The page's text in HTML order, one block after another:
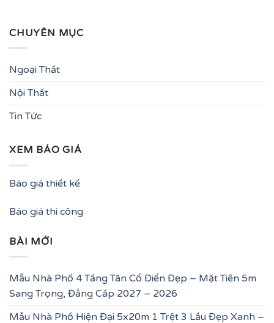
CHUYÊN MỤC
Ngoại Thất
Nội Thất
Tin Tức
XEM BÁO GIÁ
Báo giá thiết kế
Báo giá thi công
BÀI MỚI
Mẫu Nhà Phố 4 Tầng Tân Cổ Điển Đẹp – Mặt Tiền 5m
Sang Trọng, Đẳng Cấp 2027 – 2026
Mẫu Nhà Phố Hiện Đại 5x20m 1 Trệt 3 Lầu Đẹp Xanh –